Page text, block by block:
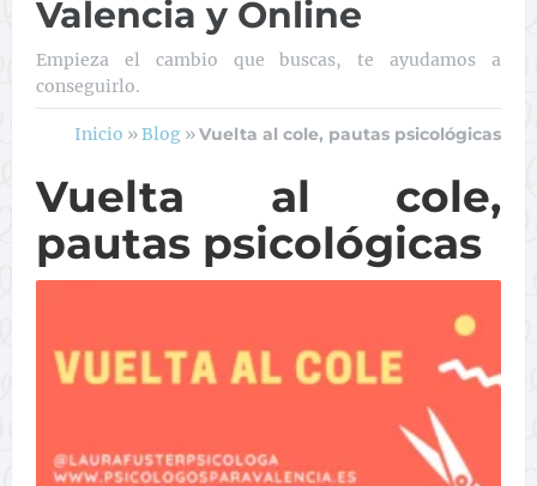
Valencia y Online
Empieza el cambio que buscas, te ayudamos a
conseguirlo.
Inicio »Blog »Vuelta al cole, pautas psicológicas
Vuelta al cole,
pautas psicológicas